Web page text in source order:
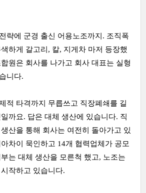
략에 군경 출신 어용노조까지. 조직폭
하게 갈고리, 칼, 지게차 마저 등장했
원은 회사를 나가고 회사 대표는 실형
니다.
적 타격까지 무릅쓰고 직장폐쇄를 길
까요. 답은 대체 생산에 있습니다. 직
산을 통해 회사는 여전히 돌아가고 있
차이 묵인하고 14개 협력업체가 공모
는 대체 생산을 모른척 했고, 노조는
작하고 있습니다.